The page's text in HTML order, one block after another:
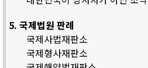
5. 국제법원 판례
국제사법재판소
국제형사재판소